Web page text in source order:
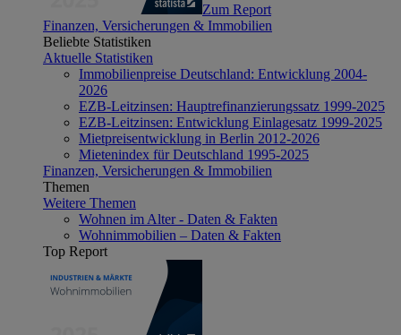
Zum Report
Finanzen, Versicherungen & Immobilien
Beliebte Statistiken
Aktuelle Statistiken
Immobilienpreise Deutschland: Entwicklung 2004-
2026
EZB-Leitzinsen: Hauptrefinanzierungssatz 1999-2025
EZB-Leitzinsen: Entwicklung Einlagesatz 1999-2025
Mietpreisentwicklung in Berlin 2012-2026
Mietenindex für Deutschland 1995-2025
Finanzen, Versicherungen & Immobilien
Themen
Weitere Themen
Wohnen im Alter - Daten & Fakten
Wohnimmobilien – Daten & Fakten
Top Report